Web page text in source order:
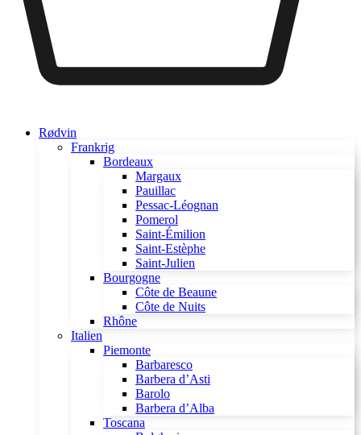
Rødvin
Frankrig
Bordeaux
Margaux
Pauillac
Pessac-Léognan
Pomerol
Saint-Émilion
Saint-Estèphe
Saint-Julien
Bourgogne
Côte de Beaune
Côte de Nuits
Rhône
Italien
Piemonte
Barbaresco
Barbera d’Asti
Barolo
Barbera d’Alba
Toscana